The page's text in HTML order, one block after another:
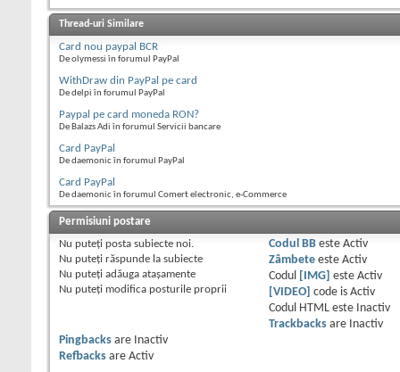
Thread-uri Similare
Card nou paypal BCR
De olymessi în forumul PayPal
WithDraw din PayPal pe card
De delpi în forumul PayPal
Paypal pe card moneda RON?
De Balazs Adi în forumul Servicii bancare
Card PayPal
De daemonic în forumul PayPal
Card PayPal
De daemonic în forumul Comert electronic, e-Commerce
Permisiuni postare
Nu puteţi posta subiecte noi.
Nu puteţi răspunde la subiecte
Nu puteţi adăuga ataşamente
Nu puteţi modifica posturile proprii
Codul BBeste Activ
Zâmbeteeste Activ
Codul
[IMG] este Activ
[VIDEO] code is Activ
Codul HTML este
Inactiv
Trackbacksare
Inactiv
Pingbacks are
Inactiv
Refbacks are Activ